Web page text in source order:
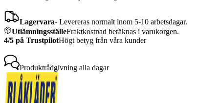
Lagervara- Levereras normalt inom 5-10 arbetsdagar.
UtlämningsställeFraktkostnad beräknas i varukorgen.
4/5 på TrustpilotHögt betyg från våra kunder
Produktrådgivning alla dagar